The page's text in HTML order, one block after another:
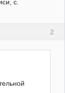
с.
2